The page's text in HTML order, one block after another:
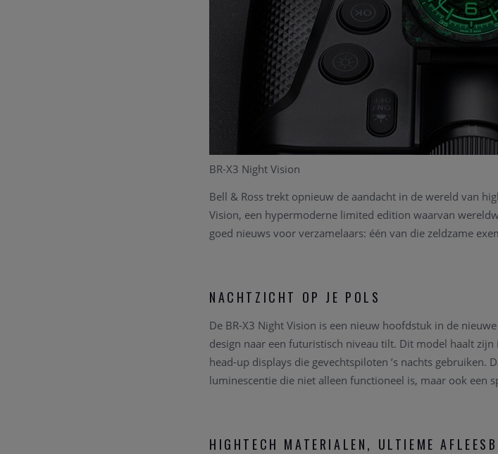
BR-X3 Night Vision
Bell & Ross trekt opnieuw de aandacht in de wereld van
Vision, een hypermoderne limited edition waarvan
goed nieuws voor verzamelaars: één van die zeldzame
NACHTZICHT OP JE POLS
De BR-X3 Night Vision is een nieuw hoofdstuk in de
design naar een futuristisch niveau tilt. Dit model haalt
head-up displays die gevechtspiloten ’s nachts gebruiken.
luminescentie die niet alleen functioneel is, maar ook een
HIGHTECH MATERIALEN, ULTIEME